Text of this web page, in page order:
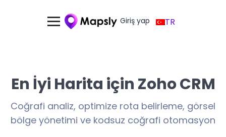
Giriş yap TR
En İyi Harita için Zoho CRM
Coğrafi analiz, optimize rota belirleme, görsel
bölge yönetimi ve kodsuz coğrafi otomasyon